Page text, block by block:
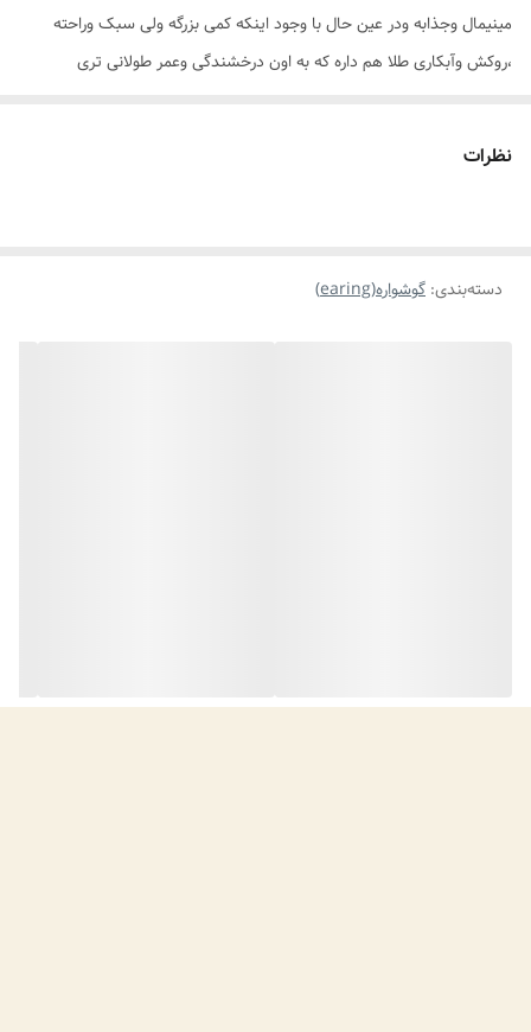
مینیمال وجذابه ودر عین حال با وجود اینکه کمی بزرگه ولی سبک وراحته
،روکش وآبکاری طلا هم داره که به اون درخشندگی وعمر طولانی تری
نظرات
دسته‌بندی: گوشواره(earing)